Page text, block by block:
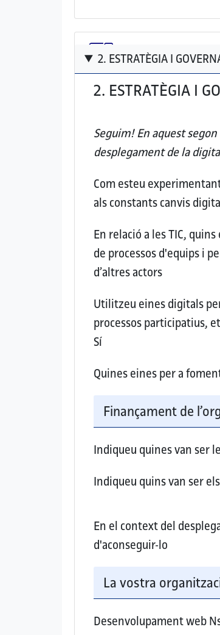
2. ESTRATÈGIA I
2. ESTRATÈGIA I
Seguim! En aquest
desplegament de la
Com esteu
als constants canvis
En relació a les TIC,
de processos d'equips i
d’altres actors
Utilitzeu eines digitals
processos participatius,
Sí
Quines eines per a
Finançament de
Indiqueu quines van ser
Indiqueu quins van ser els
En el context del
d'aconseguir-lo
La vostra
Desenvolupament web